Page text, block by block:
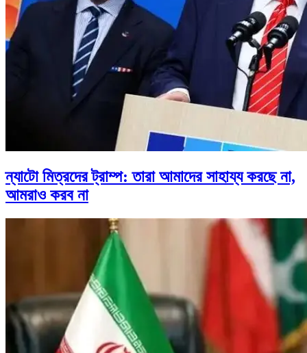
ন্যাটো মিত্রদের ট্রাম্প: তারা আমাদের সাহায্য করছে না,
আমরাও করব না